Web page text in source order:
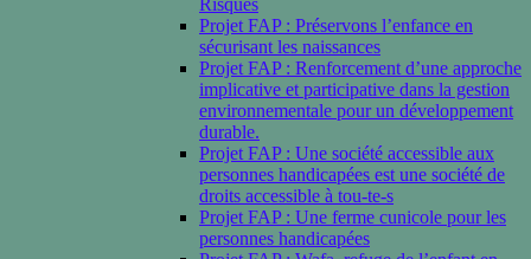
Projet FAP : Préservons l’enfance en
sécurisant les naissances
Projet FAP : Renforcement d’une approche
implicative et participative dans la gestion
environnementale pour un développement
durable.
Projet FAP : Une société accessible aux
personnes handicapées est une société de
droits accessible à tou-te-s
Projet FAP : Une ferme cunicole pour les
personnes handicapées